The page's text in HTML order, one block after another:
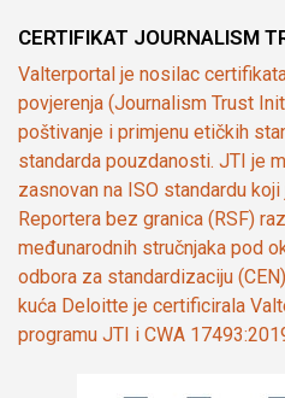
CERTIFIKAT JOURNALISM
Valterportal je nosilac
povjerenja (Journalism Trust
poštivanje i primjenu etičkih
standarda pouzdanosti. JTI je
zasnovan na ISO standardu
Reportera bez granica (RSF)
međunarodnih stručnjaka pod
odbora za standardizaciju
kuća Deloitte je certificirala
programu JTI i CWA